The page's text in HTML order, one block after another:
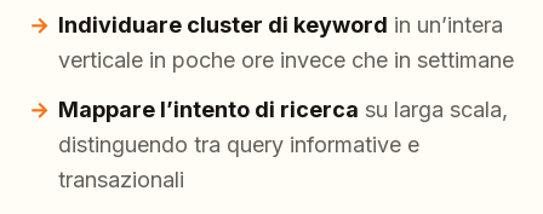
Individuare cluster di keyword in un’intera
verticale in poche ore invece che in settimane
Mappare l’intento di ricerca su larga scala,
distinguendo tra query informative e
transazionali